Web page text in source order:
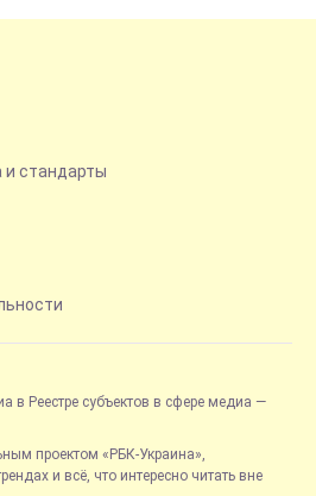
и стандарты
в Реестре субъектов в сфере медиа —
проектом «РБК-Украина»,
и всё, что интересно читать вне